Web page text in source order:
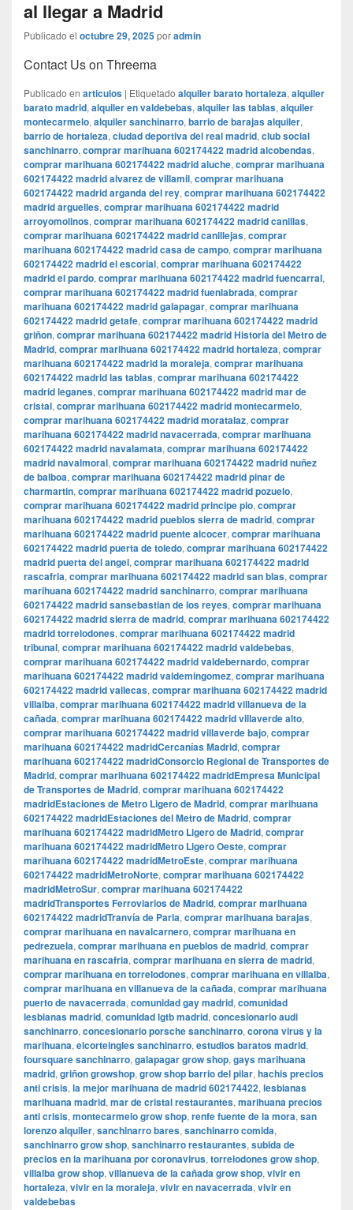
al llegar a Madrid
Publicado el octubre 29, 2025poradmin
Contact Us on Threema
Publicado en articulos | Etiquetado alquiler barato hortaleza, alquiler
barato madrid, alquiler en valdebebas, alquiler las tablas, alquiler
montecarmelo, alquiler sanchinarro, barrio de barajas alquiler,
barrio de hortaleza, ciudad deportiva del real madrid, club social
sanchinarro, comprar marihuana 602174422 madrid alcobendas,
comprar marihuana 602174422 madrid aluche, comprar marihuana
602174422 madrid alvarez de villamil, comprar marihuana
602174422 madrid arganda del rey, comprar marihuana 602174422
madrid arguelles, comprar marihuana 602174422 madrid
arroyomolinos, comprar marihuana 602174422 madrid canillas,
comprar marihuana 602174422 madrid canillejas, comprar
marihuana 602174422 madrid casa de campo, comprar marihuana
602174422 madrid el escorial, comprar marihuana 602174422
madrid el pardo, comprar marihuana 602174422 madrid fuencarral,
comprar marihuana 602174422 madrid fuenlabrada, comprar
marihuana 602174422 madrid galapagar, comprar marihuana
602174422 madrid getafe, comprar marihuana 602174422 madrid
griñon, comprar marihuana 602174422 madrid Historia del Metro de
Madrid, comprar marihuana 602174422 madrid hortaleza, comprar
marihuana 602174422 madrid la moraleja, comprar marihuana
602174422 madrid las tablas, comprar marihuana 602174422
madrid leganes, comprar marihuana 602174422 madrid mar de
cristal, comprar marihuana 602174422 madrid montecarmelo,
comprar marihuana 602174422 madrid moratalaz, comprar
marihuana 602174422 madrid navacerrada, comprar marihuana
602174422 madrid navalamata, comprar marihuana 602174422
madrid navalmoral, comprar marihuana 602174422 madrid nuñez
de balboa, comprar marihuana 602174422 madrid pinar de
charmartin, comprar marihuana 602174422 madrid pozuelo,
comprar marihuana 602174422 madrid principe pio, comprar
marihuana 602174422 madrid pueblos sierra de madrid, comprar
marihuana 602174422 madrid puente alcocer, comprar marihuana
602174422 madrid puerta de toledo, comprar marihuana 602174422
madrid puerta del angel, comprar marihuana 602174422 madrid
rascafria, comprar marihuana 602174422 madrid san blas, comprar
marihuana 602174422 madrid sanchinarro, comprar marihuana
602174422 madrid sansebastian de los reyes, comprar marihuana
602174422 madrid sierra de madrid, comprar marihuana 602174422
madrid torrelodones, comprar marihuana 602174422 madrid
tribunal, comprar marihuana 602174422 madrid valdebebas,
comprar marihuana 602174422 madrid valdebernardo, comprar
marihuana 602174422 madrid valdemingomez, comprar marihuana
602174422 madrid vallecas, comprar marihuana 602174422 madrid
villalba, comprar marihuana 602174422 madrid villanueva de la
cañada, comprar marihuana 602174422 madrid villaverde alto,
comprar marihuana 602174422 madrid villaverde bajo, comprar
marihuana 602174422 madridCercanías Madrid, comprar
marihuana 602174422 madridConsorcio Regional de Transportes de
Madrid, comprar marihuana 602174422 madridEmpresa Municipal
de Transportes de Madrid, comprar marihuana 602174422
madridEstaciones de Metro Ligero de Madrid, comprar marihuana
602174422 madridEstaciones del Metro de Madrid, comprar
marihuana 602174422 madridMetro Ligero de Madrid, comprar
marihuana 602174422 madridMetro Ligero Oeste, comprar
marihuana 602174422 madridMetroEste, comprar marihuana
602174422 madridMetroNorte, comprar marihuana 602174422
madridMetroSur, comprar marihuana 602174422
madridTransportes Ferroviarios de Madrid, comprar marihuana
602174422 madridTranvía de Parla, comprar marihuana barajas,
comprar marihuana en navalcarnero, comprar marihuana en
pedrezuela, comprar marihuana en pueblos de madrid, comprar
marihuana en rascafria, comprar marihuana en sierra de madrid,
comprar marihuana en torrelodones, comprar marihuana en villalba,
comprar marihuana en villanueva de la cañada, comprar marihuana
puerto de navacerrada, comunidad gay madrid, comunidad
lesbianas madrid, comunidad lgtb madrid, concesionario audi
sanchinarro, concesionario porsche sanchinarro, corona virus y la
marihuana, elcorteingles sanchinarro, estudios baratos madrid,
foursquare sanchinarro, galapagar grow shop, gays marihuana
madrid, griñon growshop, grow shop barrio del pilar, hachis precios
anti crisis, la mejor marihuana de madrid 602174422, lesbianas
marihuana madrid, mar de cristal restaurantes, marihuana precios
anti crisis, montecarmelo grow shop, renfe fuente de la mora, san
lorenzo alquiler, sanchinarro bares, sanchinarro comida,
sanchinarro grow shop, sanchinarro restaurantes, subida de
precios en la marihuana por coronavirus, torrelodones grow shop,
villalba grow shop, villanueva de la cañada grow shop, vivir en
hortaleza, vivir en la moraleja, vivir en navacerrada, vivir en
valdebebas